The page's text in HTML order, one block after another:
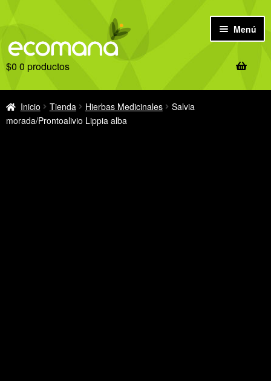
Ir
la
navegación
Ir
contenido
Menú
Inicio
Antes de comprar
$0 0 productos
Inicio Tienda Hierbas Medicinales
Salvia
morada/Prontoalivio Lippia alba